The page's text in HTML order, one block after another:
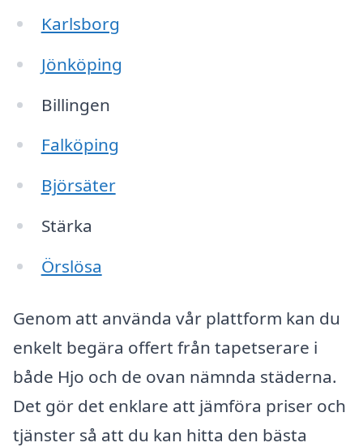
Karlsborg
Jönköping
Billingen
Falköping
Björsäter
Stärka
Örslösa
Genom att använda vår plattform kan du
enkelt begära offert från tapetserare i
både Hjo och de ovan nämnda städerna.
Det gör det enklare att jämföra priser och
tjänster så att du kan hitta den bästa